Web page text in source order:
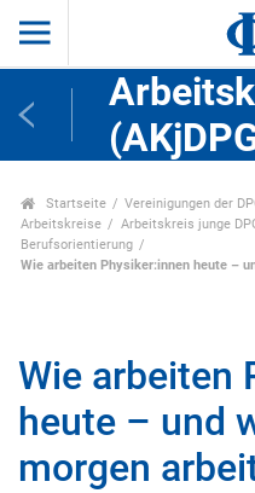
Startseite Vereinigungen der
Arbeitskreise
Arbeitskreis junge
Berufsorientierung
Wie arbeiten Physiker:innen heute –
Wie arbeiten
heute – und
morgen